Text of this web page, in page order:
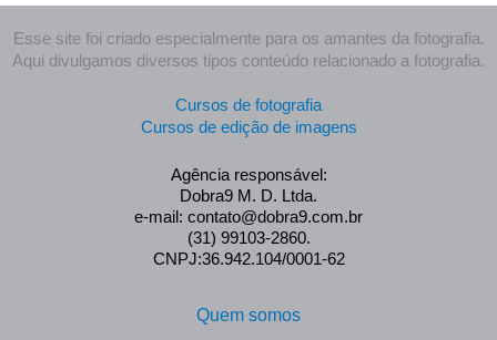
Esse site foi criado especialmente para os amantes da fotografia.
Aqui divulgamos diversos tipos conteúdo relacionado a fotografia.
Cursos de fotografia
Cursos de edição de imagens
Agência responsável:
Dobra9 M. D. Ltda.
e-mail: contato@dobra9.com.br
(31) 99103-2860.
CNPJ:36.942.104/0001-62
Quem somos